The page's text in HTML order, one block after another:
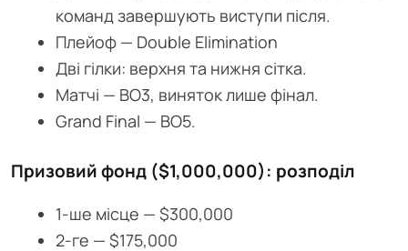
команд завершують виступи після.
Плейоф — Double Elimination
Дві гілки: верхня та нижня сітка.
Матчі — BO3, виняток лише фінал.
Grand Final — BO5.
Призовий фонд ($1,000,000): розподіл
1-ше місце — $300,000
2-ге — $175,000